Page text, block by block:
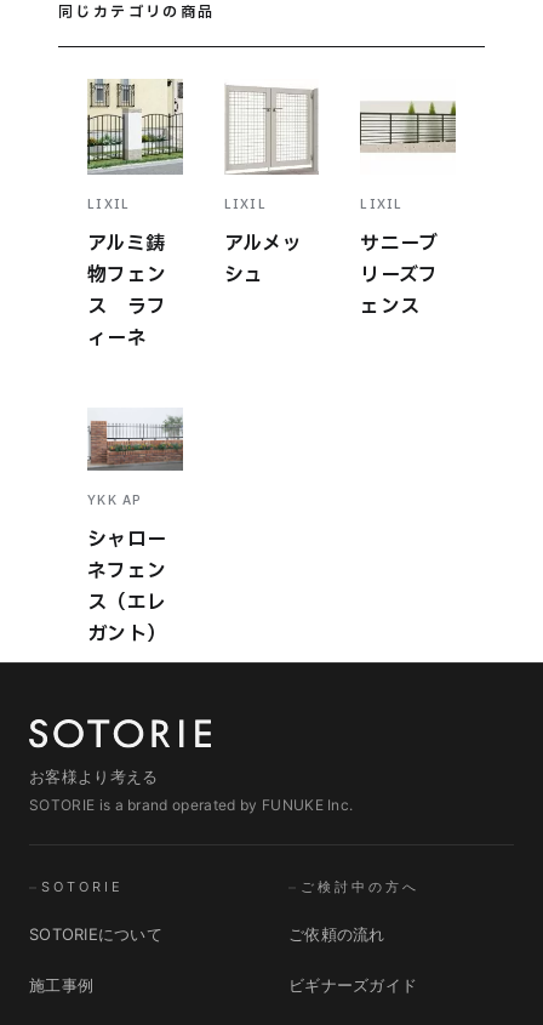
同じカテゴリの商品
LIXIL
アルミ鋳
物フェン
ス ラフ
ィーネ
LIXIL
アルメッ
シュ
LIXIL
サニーブ
リーズフ
ェンス
YKK AP
シャロー
ネフェン
ス（エレ
ガント）
お客様より考える
SOTORIE is a brand operated by FUNUKE Inc.
SOTORIE
SOTORIEについて
施工事例
ご検討中の方へ
ご依頼の流れ
ビギナーズガイド